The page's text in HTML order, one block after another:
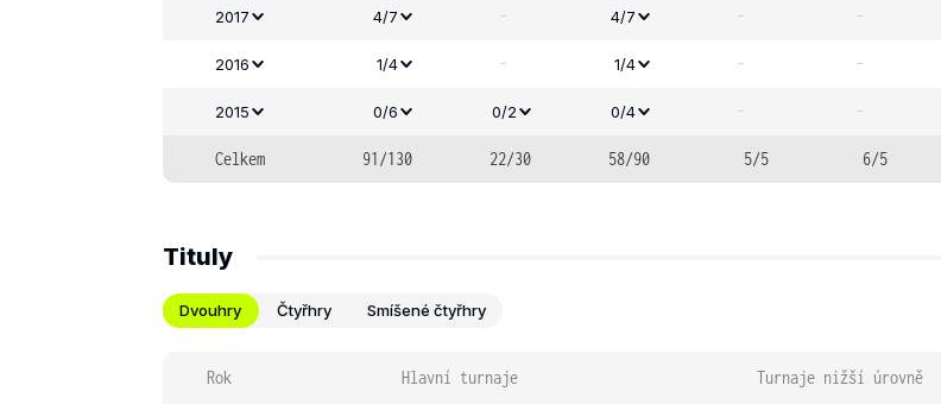
2017 4/7 - 4/7 - -
2016 1/4 - 1/4 - -
2015 0/6 0/2 0/4 - -
Celkem 91/130 22/30 58/90 5/5 6/5
Tituly
Dvouhry Čtyřhry Smíšené čtyřhry
Rok Hlavní turnaje Turnaje nižší úrovně